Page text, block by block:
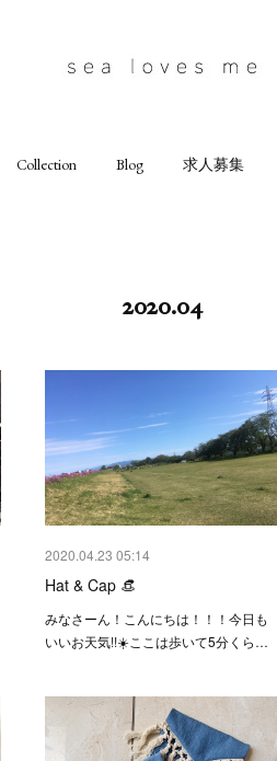
Collection Blog 求人募集
2020.04
2020.04.23 05:14
Hat & Cap 👒
みなさーん！こんにちは！！！今日も
いいお天気!!☀️ここは歩いて5分くら…